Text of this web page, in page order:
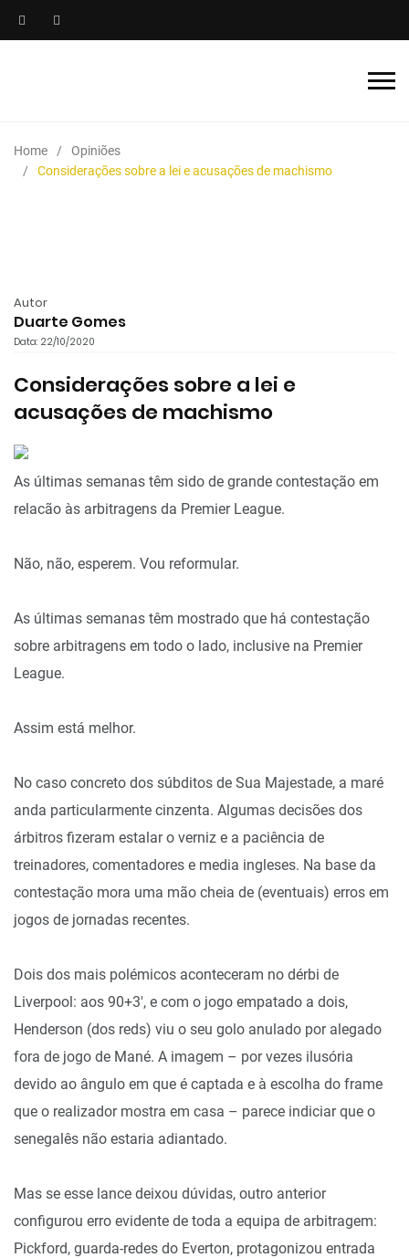
Home
Opiniões
Considerações sobre a lei e acusações de machismo
Autor
Duarte Gomes
Data: 22/10/2020
Considerações sobre a lei e
acusações de machismo
As últimas semanas têm sido de grande contestação em
relacão às arbitragens da Premier League.
Não, não, esperem. Vou reformular.
As últimas semanas têm mostrado que há contestação
sobre arbitragens em todo o lado, inclusive na Premier
League.
Assim está melhor.
No caso concreto dos súbditos de Sua Majestade, a maré
anda particularmente cinzenta. Algumas decisões dos
árbitros fizeram estalar o verniz e a paciência de
treinadores, comentadores e media ingleses. Na base da
contestação mora uma mão cheia de (eventuais) erros em
jogos de jornadas recentes.
Dois dos mais polémicos aconteceram no dérbi de
Liverpool: aos 90+3′, e com o jogo empatado a dois,
Henderson (dos reds) viu o seu golo anulado por alegado
fora de jogo de Mané. A imagem – por vezes ilusória
devido ao ângulo em que é captada e à escolha do frame
que o realizador mostra em casa – parece indiciar que o
senegalês não estaria adiantado.
Mas se esse lance deixou dúvidas, outro anterior
configurou erro evidente de toda a equipa de arbitragem:
Pickford, guarda-redes do Everton, protagonizou entrada